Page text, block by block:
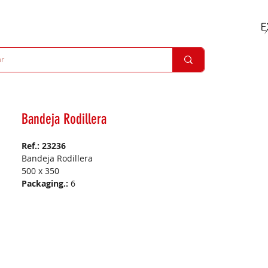
Bandeja Rodillera
Ref.: 23236
Bandeja Rodillera
500 x 350
Packaging.: 6